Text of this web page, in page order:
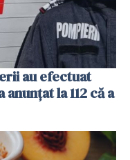
au efectuat
la 112 că a